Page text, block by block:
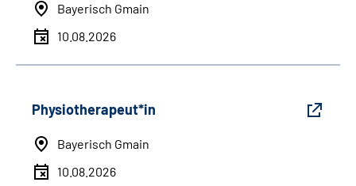
Bayerisch Gmain
10.08.2026
Physiotherapeut*in
Bayerisch Gmain
10.08.2026